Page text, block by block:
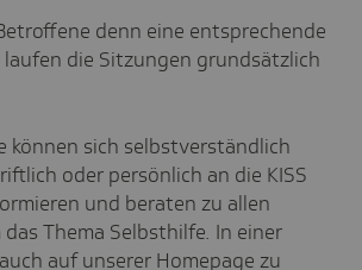
denn eine entsprechende
laufen die Sitzungen grundsätzlich
können sich selbstverständlich
oder persönlich an die KISS
und beraten zu allen
Thema Selbsthilfe. In einer
auf unserer Homepage zu